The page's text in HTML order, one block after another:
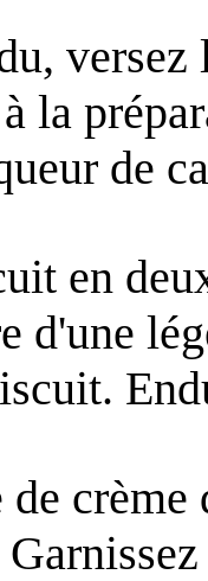
versez
la
de
en
d'une